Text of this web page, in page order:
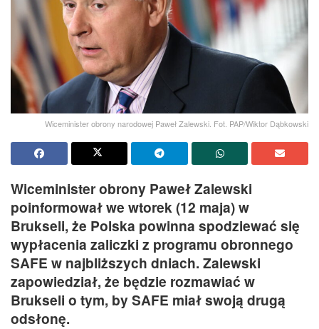
Wiceminister obrony narodowej Paweł Zalewski. Fot. PAP/Wiktor Dąbkowski
Wiceminister obrony Paweł Zalewski
poinformował we wtorek (12 maja) w
Brukseli, że Polska powinna spodziewać się
wypłacenia zaliczki z programu obronnego
SAFE w najbliższych dniach. Zalewski
zapowiedział, że będzie rozmawiać w
Brukseli o tym, by SAFE miał swoją drugą
odsłonę.